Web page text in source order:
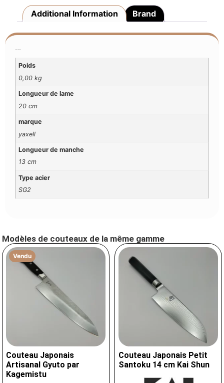
Additional Information Brand
Poids
0,00 kg
Longueur de lame
20 cm
marque
yaxell
Longueur de manche
13 cm
Type acier
SG2
Modèles de couteaux de la même gamme
Vendu
Couteau Japonais
Artisanal Gyuto par
Kagemistu
Couteau Japonais Petit
Santoku 14 cm Kai Shun